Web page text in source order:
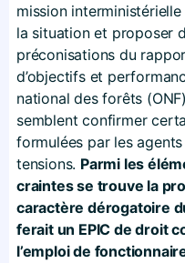
mission
la situation et proposer
préconisations du
d’objectifs et
national des forêts
semblent confirmer
formulées par les
tensions. Parmi les
craintes se trouve la
caractère dérogatoire
ferait un EPIC de droit
l’emploi de